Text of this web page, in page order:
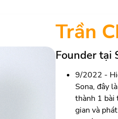
Trần
Founder tại
9/2022 -
Sona, đây
thành 1 bài
gian và